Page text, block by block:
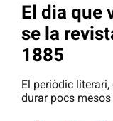
El dia que
se la
1885
El periòdic
durar pocs mesos